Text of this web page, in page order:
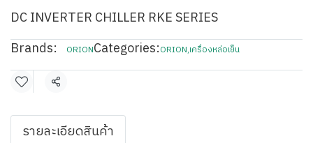
DC INVERTER CHILLER RKE SERIES
Brands:
ORIONCategories:ORION,เครื่องหล่อเย็น
Share
รายละเอียดสินค้า